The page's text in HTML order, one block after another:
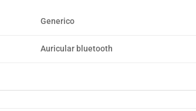
Generico
Auricular bluetooth